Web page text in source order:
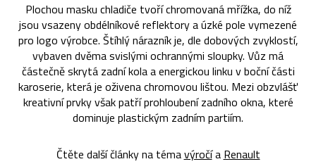
Plochou masku chladiče tvoří chromovaná mřížka, do níž
jsou vsazeny obdélníkové reflektory a úzké pole vymezené
pro logo výrobce. Štíhlý nárazník je, dle dobových zvyklostí,
vybaven dvěma svislými ochrannými sloupky. Vůz má
částečně skrytá zadní kola a energickou linku v boční části
karoserie, která je oživena chromovou lištou. Mezi obzvlášť
kreativní prvky však patří prohloubení zadního okna, které
dominuje plastickým zadním partiím.
Čtěte další články na témavýročía Renault